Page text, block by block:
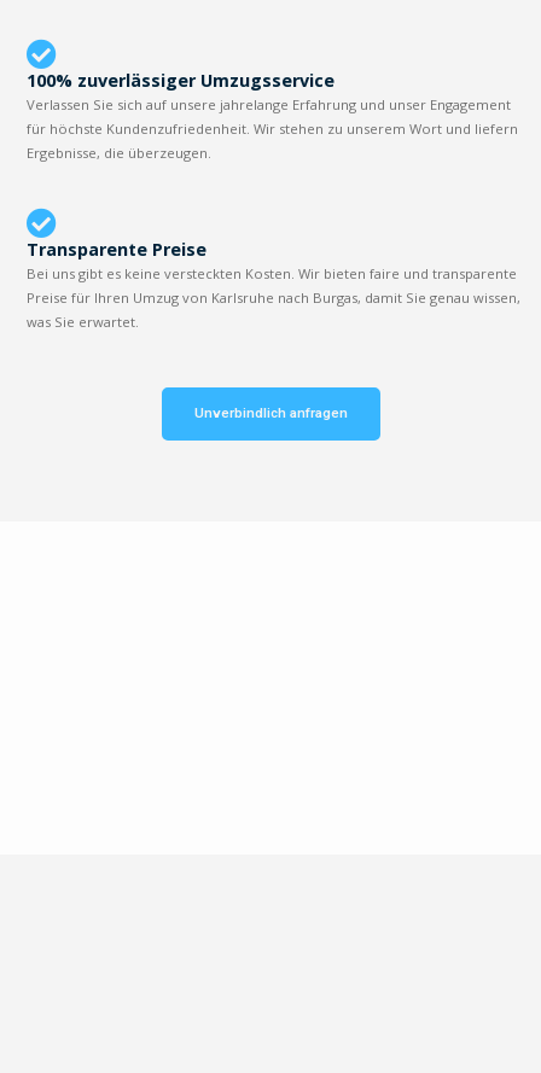
100% zuverlässiger Umzugsservice
Verlassen Sie sich auf unsere jahrelange Erfahrung und unser Engagement
für höchste Kundenzufriedenheit. Wir stehen zu unserem Wort und liefern
Ergebnisse, die überzeugen.
Transparente Preise
Bei uns gibt es keine versteckten Kosten. Wir bieten faire und transparente
Preise für Ihren Umzug von Karlsruhe nach Burgas, damit Sie genau wissen,
was Sie erwartet.
Unverbindlich anfragen